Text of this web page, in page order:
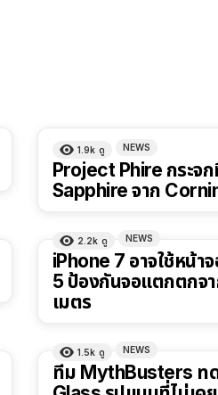
1.9k ดู NEWS
Project Phire กระจ
Sapphire จาก
2.2k ดู NEWS
iPhone 7 อาจใช้หน้า
5 ป้องกันจอแตกตกจ
เมตร
1.5k ดู NEWS
ทีม MythBusters ท